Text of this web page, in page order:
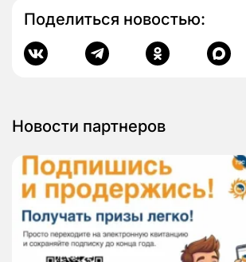
Поделиться новостью:
Новости партнеров